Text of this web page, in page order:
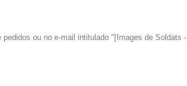
ou no e-mail intitulado "[Images de Soldats -